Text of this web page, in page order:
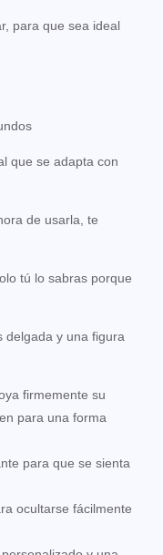
para que sea ideal
que se adapta con
de usarla, te
tú lo sabras porque
delgada y una figura
firmemente su
para una forma
para que se sienta
ocultarse fácilmente